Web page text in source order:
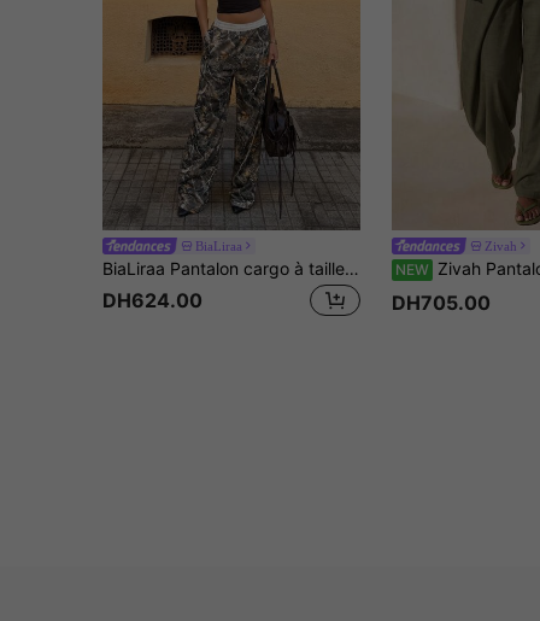
BiaLiraa
BiaLiraa Pantalon cargo à taille pliée, jambes évasées, style mode hip-hop et sportswear, pour femme, printemps/été
DH624.00
Zivah
NEW Zivah Pantalon à jambe courbe
DH705.00